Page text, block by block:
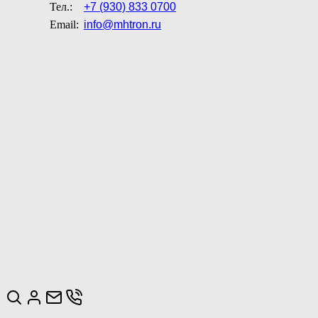
Тел.:
+7 (930) 833 0700
Email: info@mhtron.ru